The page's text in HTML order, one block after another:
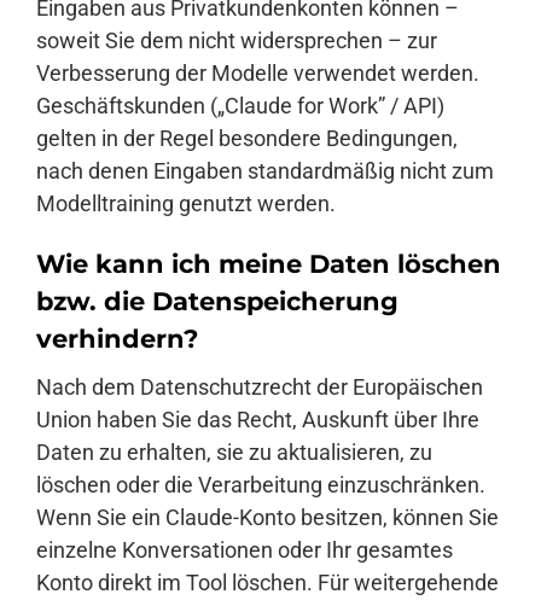
Eingaben aus Privatkundenkonten können –
soweit Sie dem nicht widersprechen – zur
Verbesserung der Modelle verwendet werden.
Geschäftskunden („Claude for Work” / API)
gelten in der Regel besondere Bedingungen,
nach denen Eingaben standardmäßig nicht zum
Modelltraining genutzt werden.
Wie kann ich meine Daten löschen
bzw. die Datenspeicherung
verhindern?
Nach dem Datenschutzrecht der Europäischen
Union haben Sie das Recht, Auskunft über Ihre
Daten zu erhalten, sie zu aktualisieren, zu
löschen oder die Verarbeitung einzuschränken.
Wenn Sie ein Claude-Konto besitzen, können Sie
einzelne Konversationen oder Ihr gesamtes
Konto direkt im Tool löschen. Für weitergehende